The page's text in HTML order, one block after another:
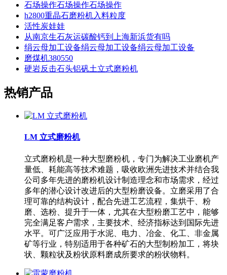
石场操作石场操作石场操作
h2800重晶石磨粉机入料粒度
活性炭娃娃
从南京生石灰运碳酸钙到上海新浜货有吗
绢云母加工设备绢云母加工设备绢云母加工设备
磨煤机380550
硬岩反击石头铝矾土立式磨粉机
热销产品
LM 立式磨粉机
立式磨粉机是一种大型磨粉机，专门为解决工业磨机产
量低、耗能高等技术难题，吸收欧洲先进技术并结合我
公司多年先进的磨粉机设计制造理念和市场需求，经过
多年的潜心设计改进后的大型粉磨设备。立磨采用了合
理可靠的结构设计，配合先进工艺流程，集烘干、粉
磨、选粉、提升于一体，尤其在大型粉磨工艺中，能够
完全满足客户需求，主要技术、经济指标达到国际先进
水平。可广泛应用于水泥、电力、冶金、化工、非金属
矿等行业，特别适用于各种矿石的大型制粉加工，将块
状、颗粒状及粉状原料磨成所要求的粉状物料。